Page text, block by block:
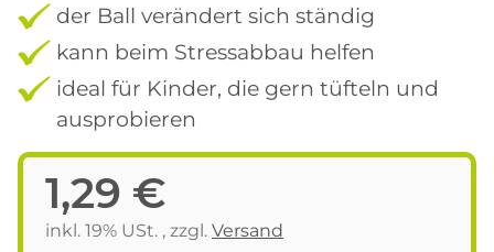
der Ball verändert sich ständig
kann beim Stressabbau helfen
ideal für Kinder, die gern tüfteln und
ausprobieren
1,29 €
inkl. 19% USt. , zzgl. Versand